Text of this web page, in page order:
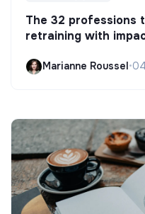
The 32 professions
retraining with
Marianne Roussel •